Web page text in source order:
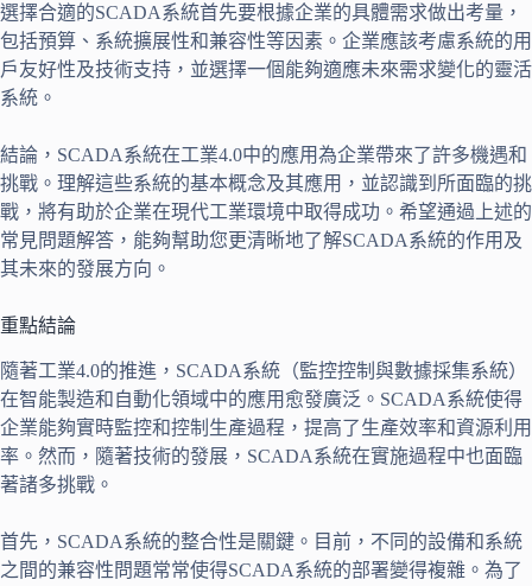
選擇合適的SCADA系統首先要根據企業的具體需求做出考量，
包括預算、系統擴展性和兼容性等因素。企業應該考慮系統的用
戶友好性及技術支持，並選擇一個能夠適應未來需求變化的靈活
系統。
結論，SCADA系統在工業4.0中的應用為企業帶來了許多機遇和
挑戰。理解這些系統的基本概念及其應用，並認識到所面臨的挑
戰，將有助於企業在現代工業環境中取得成功。希望通過上述的
常見問題解答，能夠幫助您更清晰地了解SCADA系統的作用及
其未來的發展方向。
重點結論
隨著工業4.0的推進，SCADA系統（監控控制與數據採集系統）
在智能製造和自動化領域中的應用愈發廣泛。SCADA系統使得
企業能夠實時監控和控制生產過程，提高了生產效率和資源利用
率。然而，隨著技術的發展，SCADA系統在實施過程中也面臨
著諸多挑戰。
首先，SCADA系統的整合性是關鍵。目前，不同的設備和系統
之間的兼容性問題常常使得SCADA系統的部署變得複雜。為了